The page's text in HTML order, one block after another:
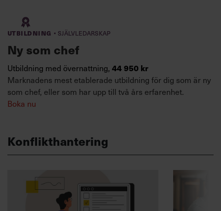
Utbildning · Självledarskap
Ny som chef
Utbildning med övernattning, 44 950 kr
Marknadens mest etablerade utbildning för dig som är ny
som chef, eller som har upp till två års erfarenhet.
Boka nu
Konflikthantering